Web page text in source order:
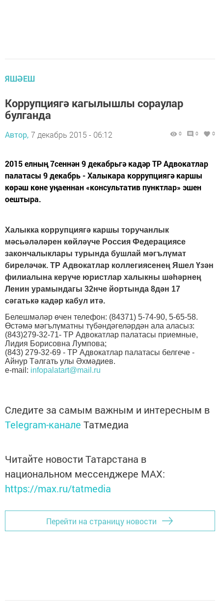
ЯШӘЕШ
Коррупциягә кагылышлы сораулар
булганда
Автор, 7 декабрь 2015 - 06:12 0 0 0
2015 елның 7сеннән 9 декабрьгә кадәр ТР Адвокатлар
палатасы 9 декабрь - Халыкара коррупциягә каршы
көрәш көне уңаеннан «консультатив пунктлар» эшен
оештыра.
Халыкка коррупциягә каршы торучанлык
мәсьәләләрен көйләүче Россия Федерациясе
закончалыклары турында бушлай мәгълүмат
биреләчәк. ТР Адвокатлар коллегиясенең Яшел Үзән
филиалына керүче юристлар халыкны шәһәрнең
Ленин урамындагы 32нче йортында 8дән 17
сәгатькә кадәр кабул итә.
Белешмәләр өчен телефон: (84371) 5-74-90, 5-65-58.
Өстәмә мәгълүматны түбәндәгеләрдән ала аласыз:
(843)279-32-71- ТР Адвокатлар палатасы приемные,
Лидия Борисовна Лумпова;
(843) 279-32-69 - ТР Адвокатлар палатасы белгече -
Айнур Тәлгать улы Әхмәдиев.
e-mail: infopalatart@mail.ru
Следите за самым важным и интересным в
Telegram-канале Татмедиа
Читайте новости Татарстана в
национальном мессенджере MАХ:
https://max.ru/tatmedia
Перейти на страницу новости